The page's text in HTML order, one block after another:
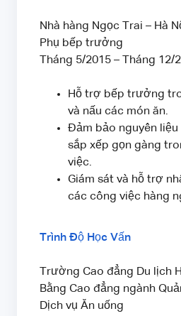
Nhà hàng Ngọc Trai – Hà
Phụ bếp trưởng
Tháng 5/2015 – Tháng 12/
Hỗ trợ bếp trưởng
và nấu các món ăn.
Đảm bảo nguyên liệu
sắp xếp gọn gàng
việc.
Giám sát và hỗ trợ
các công việc hàng
Trình Độ Học Vấn
Trường Cao đẳng Du lịch
Bằng Cao đẳng ngành
Dịch vụ Ăn uống